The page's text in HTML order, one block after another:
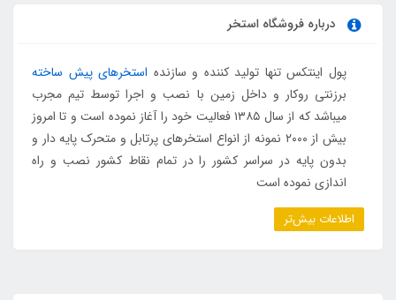
درباره فروشگاه استخر
پول اینتکس تنها تولید کننده و سازنده استخرهای پیش ساخته
برزنتی روکار و داخل زمین با نصب و اجرا توسط تیم مجرب
میباشد که از سال ۱۳۸۵ فعالیت خود را آغاز نموده است و تا امروز
بیش از ۲۰۰۰ نمونه از انواع استخرهای پرتابل و متحرک پایه دار و
بدون پایه در سراسر کشور را در تمام نقاط کشور نصب و راه
اندازی نموده است
اطلاعات بیش‌تر